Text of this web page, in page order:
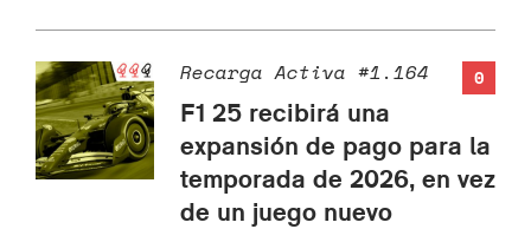
0
Recarga Activa #1.164
F1 25 recibirá una
expansión de pago para la
temporada de 2026, en vez
de un juego nuevo